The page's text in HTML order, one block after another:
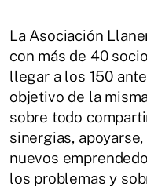
La Asociación
con más de 40
llegar a los 150
objetivo de la
sobre todo
sinergias,
nuevos
los problemas y